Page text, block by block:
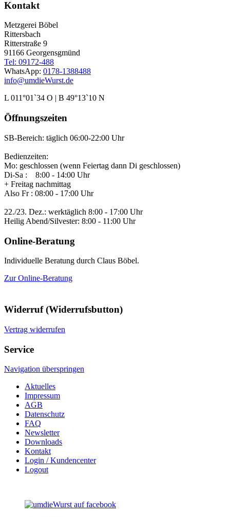
Kontakt
Metzgerei Böbel
Rittersbach
Ritterstraße 9
91166 Georgensgmünd
Tel: 09172-488
WhatsApp: 0178-1388488
info@umdieWurst.de
L 011°01`34 O | B 49°13`10 N
Öffnungszeiten
SB-Bereich: täglich 06:00-22:00 Uhr
Bedienzeiten:
Mo: geschlossen (wenn Feiertag dann Di geschlossen)
Di-Sa : 8:00 - 14:00 Uhr
+ Freitag nachmittag
Also Fr : 08:00 - 17:00 Uhr
22./23. Dez.: werktäglich 8:00 - 17:00 Uhr
Heilig Abend/Silvester: 8:00 - 11:00 Uhr
Online-Beratung
Individuelle Beratung durch Claus Böbel.
Zur Online-Beratung
Widerruf (Widerrufsbutton)
Vertrag widerrufen
Service
Navigation überspringen
Aktuelles
Impressum
AGB
Datenschutz
FAQ
Newsletter
Downloads
Kontakt
Login / Kundencenter
Logout